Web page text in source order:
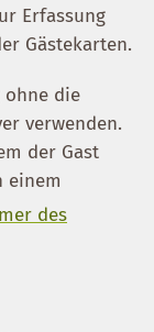
Erfassung
Gästekarten.
ohne die
verwenden.
der Gast
einem
des